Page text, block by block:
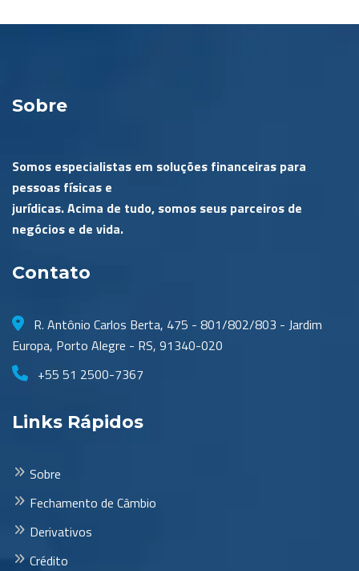
Sobre
Somos especialistas em soluções financeiras para
pessoas físicas e
jurídicas. Acima de tudo, somos seus parceiros de
negócios e de vida.
Contato
R. Antônio Carlos Berta, 475 - 801/802/803 - Jardim
Europa, Porto Alegre - RS, 91340-020
+55 51 2500-7367
Links Rápidos
Sobre
Fechamento de Câmbio
Derivativos
Crédito